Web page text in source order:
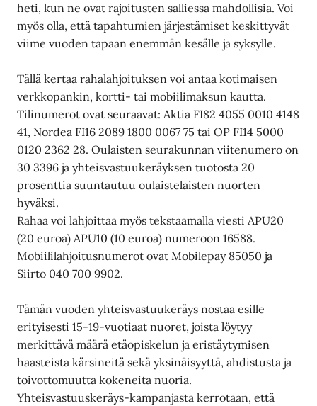
heti, kun ne ovat rajoitusten salliessa mahdollisia. Voi
myös olla, että tapahtumien järjestämiset keskittyvät
viime vuoden tapaan enemmän kesälle ja syksylle.
Tällä kertaa rahalahjoituksen voi antaa kotimaisen
verkkopankin, kortti- tai mobiilimaksun kautta.
Tilinumerot ovat seuraavat: Aktia FI82 4055 0010 4148
41, Nordea FI16 2089 1800 0067 75 tai OP FI14 5000
0120 2362 28. Oulaisten seurakunnan viitenumero on
30 3396 ja yhteisvastuukeräyksen tuotosta 20
prosenttia suuntautuu oulaistelaisten nuorten
hyväksi.
Rahaa voi lahjoittaa myös tekstaamalla viesti APU20
(20 euroa) APU10 (10 euroa) numeroon 16588.
Mobiililahjoitusnumerot ovat Mobilepay 85050 ja
Siirto 040 700 9902.
Tämän vuoden yhteisvastuukeräys nostaa esille
erityisesti 15-19-vuotiaat nuoret, joista löytyy
merkittävä määrä etäopiskelun ja eristäytymisen
haasteista kärsineitä sekä yksinäisyyttä, ahdistusta ja
toivottomuutta kokeneita nuoria.
Yhteisvastuuskeräys-kampanjasta kerrotaan, että